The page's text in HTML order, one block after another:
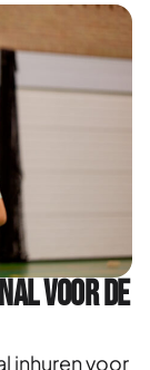
voor de
inhuren voor